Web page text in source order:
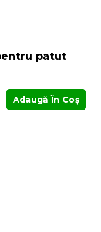
patut
Adaugă În Coş